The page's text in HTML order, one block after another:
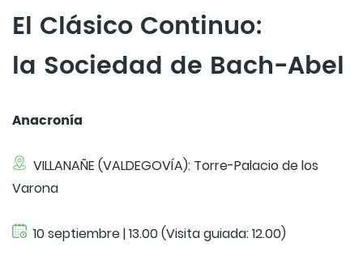
El Clásico Continuo:
la Sociedad de Bach-Abel
Anacronía
VILLANAÑE (VALDEGOVÍA): Torre-Palacio de los
Varona
10 septiembre | 13.00 (Visita guiada: 12.00)